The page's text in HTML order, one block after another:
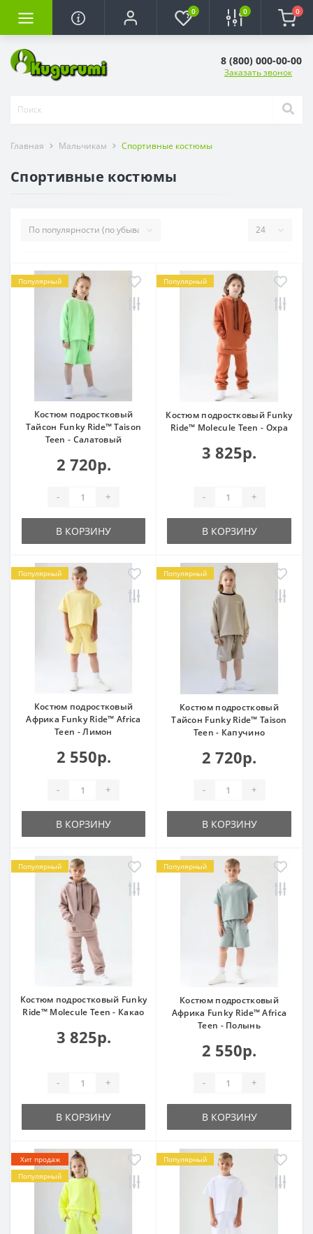
0 0 0
8 (800) 000-00-00
Заказать звонок
Главная Мальчикам Спортивные костюмы
Спортивные костюмы
Популярный
Костюм подростковый
Тайсон Funky Ride™ Taison
Teen - Салатовый
2 720р.
- +
В КОРЗИНУ
Популярный
Костюм подростковый Funky
Ride™ Molecule Teen - Охра
3 825р.
- +
В КОРЗИНУ
Популярный
Костюм подростковый
Африка Funky Ride™ Africa
Teen - Лимон
2 550р.
- +
В КОРЗИНУ
Популярный
Костюм подростковый
Тайсон Funky Ride™ Taison
Teen - Капучино
2 720р.
- +
В КОРЗИНУ
Популярный
Костюм подростковый Funky
Ride™ Molecule Teen - Какао
3 825р.
- +
В КОРЗИНУ
Популярный
Костюм подростковый
Африка Funky Ride™ Africa
Teen - Полынь
2 550р.
- +
В КОРЗИНУ
Хит продаж
Популярный
Популярный